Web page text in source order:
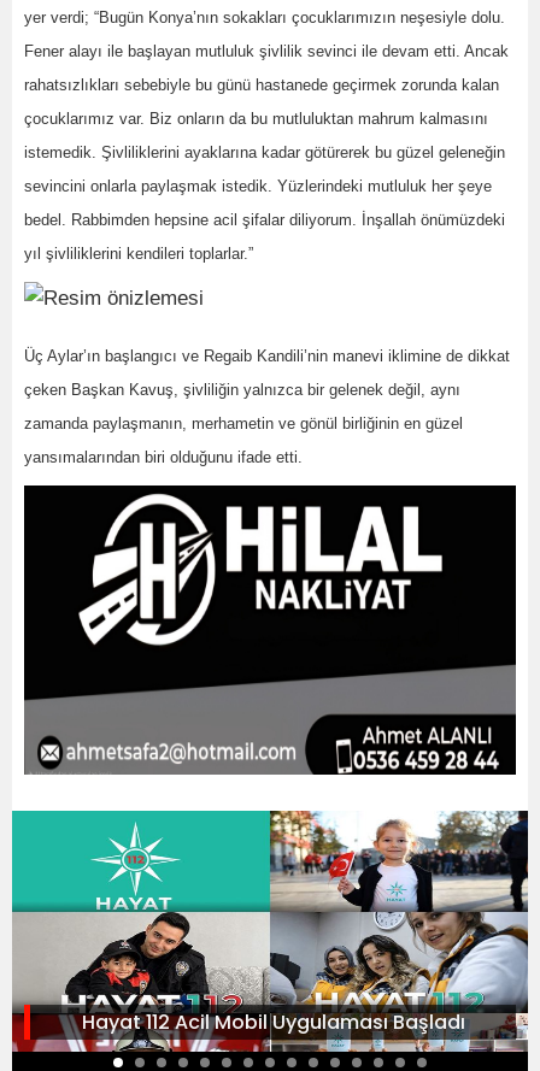
yer verdi; “Bugün Konya’nın sokakları çocuklarımızın neşesiyle dolu.
Fener alayı ile başlayan mutluluk şivlilik sevinci ile devam etti. Ancak
rahatsızlıkları sebebiyle bu günü hastanede geçirmek zorunda kalan
çocuklarımız var. Biz onların da bu mutluluktan mahrum kalmasını
istemedik. Şivliliklerini ayaklarına kadar götürerek bu güzel geleneğin
sevincini onlarla paylaşmak istedik. Yüzlerindeki mutluluk her şeye
bedel. Rabbimden hepsine acil şifalar diliyorum. İnşallah önümüzdeki
yıl şivliliklerini kendileri toplarlar.”
Üç Aylar’ın başlangıcı ve Regaib Kandili’nin manevi iklimine de dikkat
çeken Başkan Kavuş, şivliliğin yalnızca bir gelenek değil, aynı
zamanda paylaşmanın, merhametin ve gönül birliğinin en güzel
yansımalarından biri olduğunu ifade etti.
Hayat 112 Acil Mobil Uygulaması Başladı